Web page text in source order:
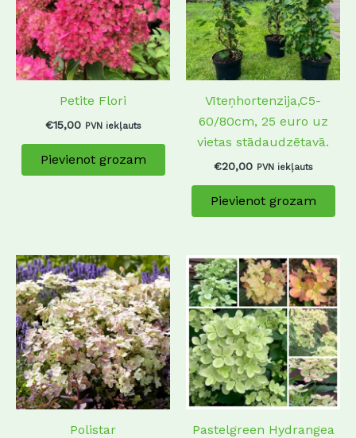
Petite Flori
€15,00 PVN iekļauts
Pievienot grozam
Vīteņhortenzija,C5-
60/80cm, 25 euro uz
vietas stādaudzētavā.
€20,00 PVN iekļauts
Pievienot grozam
Polistar
Pastelgreen Hydrangea